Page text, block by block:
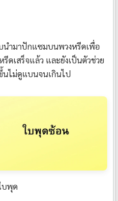
ำมาปักแซมบนพวงหรีดเพื่อ
ดเสร็จแล้ว และยังเป็นตัวช่วย
นไม่ดูแบนจนเกินไป
บพุด